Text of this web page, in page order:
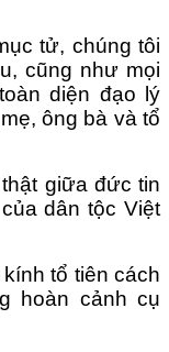
tử, chúng tôi
cũng như mọi
diện đạo lý
ông bà và tổ
giữa đức tin
dân tộc Việt
tổ tiên cách
hoàn cảnh cụ